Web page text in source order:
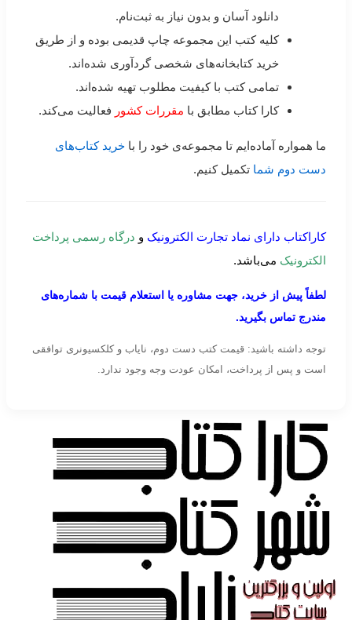
دانلود آسان و بدون نیاز به ثبت‌نام.
کلیه کتب این مجموعه چاپ قدیمی بوده و از طریق
خرید کتابخانه‌های شخصی گردآوری شده‌اند.
تمامی کتب با کیفیت مطلوب تهیه شده‌اند.
کارا کتاب مطابق با مقررات کشور فعالیت می‌کند.
ما همواره آماده‌ایم تا مجموعه‌ی خود را با خرید کتاب‌های
دست دوم شما تکمیل کنیم.
کاراکتاب دارای نماد تجارت الکترونیک و درگاه رسمی پرداخت
الکترونیک می‌باشد.
لطفاً پیش از خرید، جهت مشاوره یا استعلام قیمت با شماره‌های
مندرج تماس بگیرید.
توجه داشته باشید: قیمت کتب دست دوم، نایاب و کلکسیونری توافقی
است و پس از پرداخت، امکان عودت وجه وجود ندارد.